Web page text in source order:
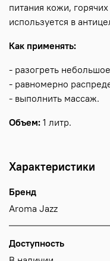
питания кожи,
используется в
Как применять:
- разогреть
- равномерно
- выполнить массаж.
Объем: 1 литр.
Характеристики
Бренд
Aroma Jazz
Доступность